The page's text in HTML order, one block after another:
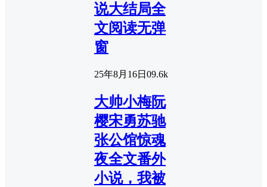
说大结局全
文阅读无弹
窗
25年8月16日 09.6k
大帅小梅阮
樱宋勇苏驰
张公馆惊魂
夜全文番外
小说，我被